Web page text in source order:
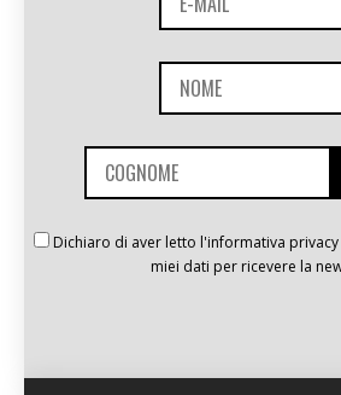
Dichiaro di aver letto l'informativa
miei dati per ricevere la